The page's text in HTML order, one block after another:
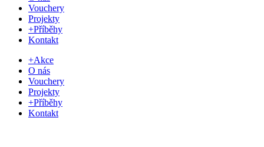
Vouchery
Projekty
+Příběhy
Kontakt
+Akce
O nás
Vouchery
Projekty
+Příběhy
Kontakt